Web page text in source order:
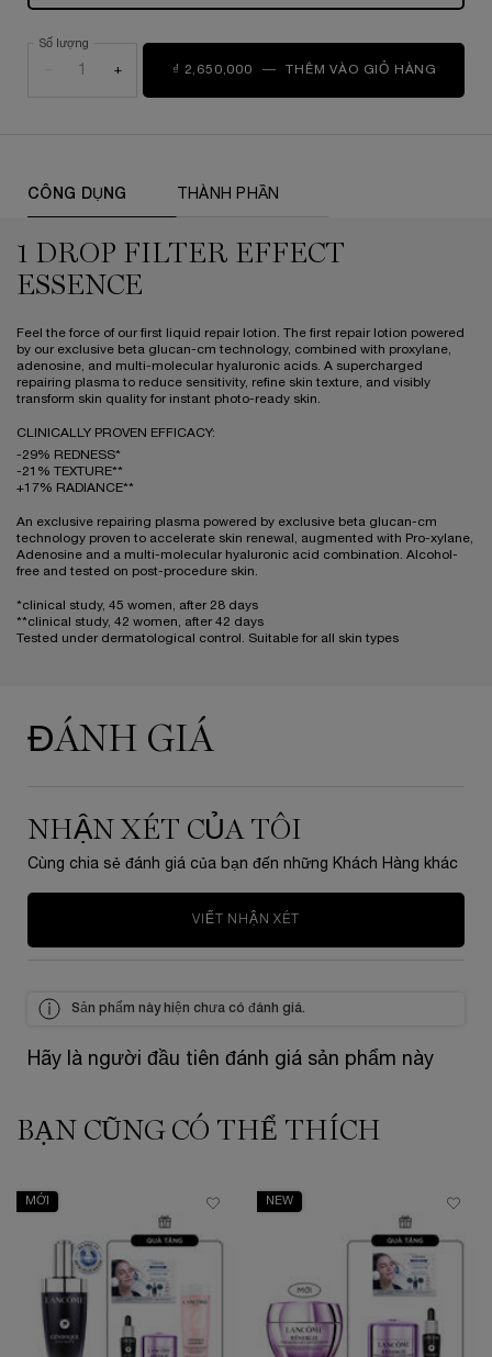
Số lượng
+ ₫ 2,650,000 ― THÊM VÀO GIỎ HÀNG
PDP Tabs
CÔNG DỤNG THÀNH PHẦN
1 DROP FILTER EFFECT
ESSENCE
Feel the force of our first liquid repair lotion. The first repair lotion powered
by our exclusive beta glucan-cm technology, combined with proxylane,
adenosine, and multi-molecular hyaluronic acids. A supercharged
repairing plasma to reduce sensitivity, refine skin texture, and visibly
transform skin quality for instant photo-ready skin.
CLINICALLY PROVEN EFFICACY:
-29% REDNESS*
-21% TEXTURE**
+17% RADIANCE**
An exclusive repairing plasma powered by exclusive beta glucan-cm
technology proven to accelerate skin renewal, augmented with Pro-xylane,
Adenosine and a multi-molecular hyaluronic acid combination. Alcohol-
free and tested on post-procedure skin.
*clinical study, 45 women, after 28 days
**clinical study, 42 women, after 42 days
Tested under dermatological control. Suitable for all skin types
PDP TabsĐÁNH GIÁ
NHẬN XÉT CỦA TÔI
Cùng chia sẻ đánh giá của bạn đến những Khách Hàng khác
VIẾT NHẬN XÉT
Sản phẩm này hiện chưa có đánh giá.
Hãy là người đầu tiên đánh giá sản phẩm này
zpdp-section-slot-3-Einstein-RecentlyViewed
BẠN CŨNG CÓ THỂ THÍCH
MỚI NEW